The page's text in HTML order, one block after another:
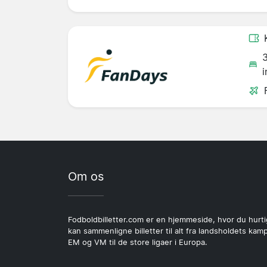
Om os
Fodboldbilletter.com er en hjemmeside, hvor du
kan sammenligne billetter til alt fra landsholdets
EM og VM til de store ligaer i Europa.